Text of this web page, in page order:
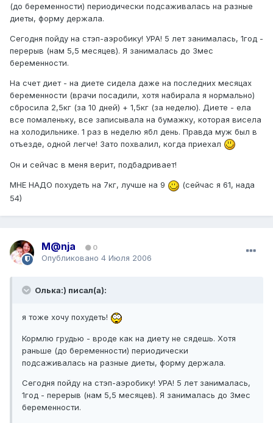
(до беременности) периодически подсаживалась на разные
диеты, форму держала.
Сегодня пойду на стэп-аэробику! УРА! 5 лет занималась, 1год -
перерыв (нам 5,5 месяцев). Я занималась до 3мес
беременности.
На счет диет - на диете сидела даже на последних месяцах
беременности (врачи посадили, хотя набирала я нормально)
сбросила 2,5кг (за 10 дней) + 1,5кг (за неделю). Диете - ела
все помаленьку, все записывала на бумажку, которая висела
на холодильнике. 1 раз в неделю ябл день. Правда муж был в
отъезде, одной легче! Зато похвалил, когда приехал
Он и сейчас в меня верит, подбадривает!
МНЕ НАДО похудеть на 7кг, лучше на 9
(сейчас я 61, нада
54)
M@nja 0
Опубликовано 4 Июля 2006
Олька:) писал(а):
я тоже хочу похудеть!
Кормлю грудью - вроде как на диету не сядешь. Хотя
раньше (до беременности) периодически
подсаживалась на разные диеты, форму держала.
Сегодня пойду на стэп-аэробику! УРА! 5 лет занималась,
1год - перерыв (нам 5,5 месяцев). Я занималась до 3мес
беременности.